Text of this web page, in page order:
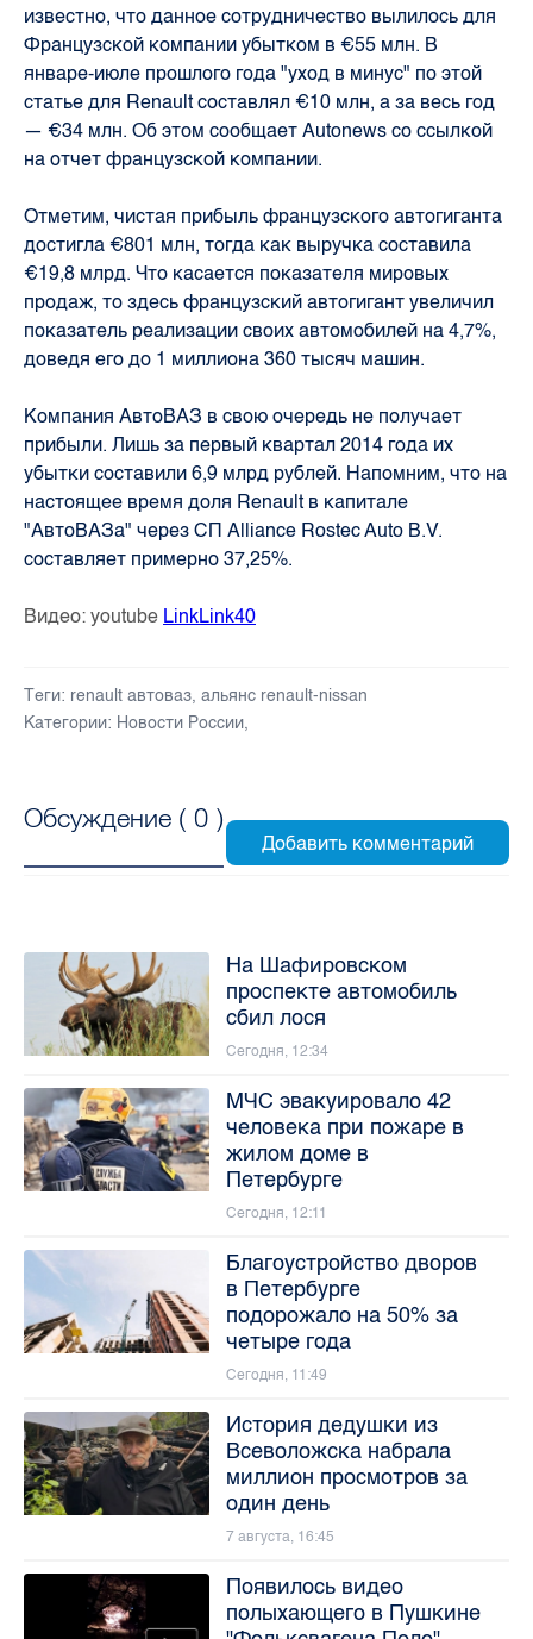
известно, что данное сотрудничество вылилось для
Французской компании убытком в €55 млн. В
январе-июле прошлого года "уход в минус" по этой
статье для Renault составлял €10 млн, а за весь год
— €34 млн. Об этом сообщает Autonews со ссылкой
на отчет французской компании.
Отметим, чистая прибыль французского автогиганта
достигла €801 млн, тогда как выручка составила
€19,8 млрд. Что касается показателя мировых
продаж, то здесь французский автогигант увеличил
показатель реализации своих автомобилей на 4,7%,
доведя его до 1 миллиона 360 тысяч машин.
Компания АвтоВАЗ в свою очередь не получает
прибыли. Лишь за первый квартал 2014 года их
убытки составили 6,9 млрд рублей. Напомним, что на
настоящее время доля Renault в капитале
"АвтоВАЗа" через СП Alliance Rostec Auto B.V.
составляет примерно 37,25%.
Видео: youtube LinkLink40
Теги: renault автоваз, альянс renault-nissan
Категории: Новости России,
Обсуждение ( 0 )
На Шафировском
проспекте автомобиль
сбил лося
Сегодня, 12:34
МЧС эвакуировало 42
человека при пожаре в
жилом доме в
Петербурге
Сегодня, 12:11
Благоустройство дворов
в Петербурге
подорожало на 50% за
четыре года
Сегодня, 11:49
История дедушки из
Всеволожска набрала
миллион просмотров за
один день
7 августа, 16:45
Появилось видео
полыхающего в Пушкине